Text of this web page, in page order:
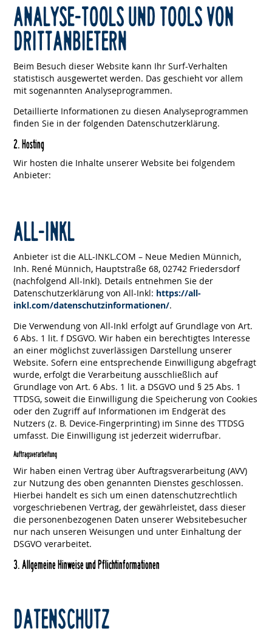
ANALYSE-TOOLS UND TOOLS VON
DRITT­ANBIETERN
Beim Besuch dieser Website kann Ihr Surf-Verhalten
statistisch ausgewertet werden. Das geschieht vor allem
mit sogenannten Analyseprogrammen.
Detaillierte Informationen zu diesen Analyseprogrammen
finden Sie in der folgenden Datenschutzerklärung.
2. Hosting
Wir hosten die Inhalte unserer Website bei folgendem
Anbieter:
ALL-INKL
Anbieter ist die ALL-INKL.COM – Neue Medien Münnich,
Inh. René Münnich, Hauptstraße 68, 02742 Friedersdorf
(nachfolgend All-Inkl). Details entnehmen Sie der
Datenschutzerklärung von All-Inkl: https://all-
inkl.com/datenschutzinformationen/.
Die Verwendung von All-Inkl erfolgt auf Grundlage von Art.
6 Abs. 1 lit. f DSGVO. Wir haben ein berechtigtes Interesse
an einer möglichst zuverlässigen Darstellung unserer
Website. Sofern eine entsprechende Einwilligung abgefragt
wurde, erfolgt die Verarbeitung ausschließlich auf
Grundlage von Art. 6 Abs. 1 lit. a DSGVO und § 25 Abs. 1
TTDSG, soweit die Einwilligung die Speicherung von Cookies
oder den Zugriff auf Informationen im Endgerät des
Nutzers (z. B. Device-Fingerprinting) im Sinne des TTDSG
umfasst. Die Einwilligung ist jederzeit widerrufbar.
Auftragsverarbeitung
Wir haben einen Vertrag über Auftragsverarbeitung (AVV)
zur Nutzung des oben genannten Dienstes geschlossen.
Hierbei handelt es sich um einen datenschutzrechtlich
vorgeschriebenen Vertrag, der gewährleistet, dass dieser
die personenbezogenen Daten unserer Websitebesucher
nur nach unseren Weisungen und unter Einhaltung der
DSGVO verarbeitet.
3. Allgemeine Hinweise und Pflicht­informationen
DATENSCHUTZ